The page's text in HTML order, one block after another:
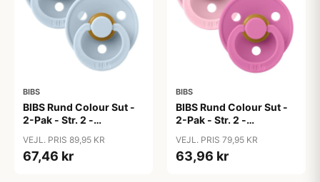
BIBS
BIBS Rund Colour Sut -
2-Pak - Str. 2 -
Blue/Baby Blue
VEJL. PRIS 89,95 KR
67,46 kr
BIBS
BIBS Rund Colour Sut -
2-Pak - Str. 2 -
Pink/Bubblegum
VEJL. PRIS 79,95 KR
63,96 kr